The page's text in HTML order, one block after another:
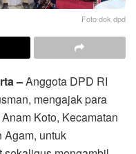
Foto dok dpd
–Anggota DPD RI
mengajak para
Koto, Kecamatan
Agam, untuk